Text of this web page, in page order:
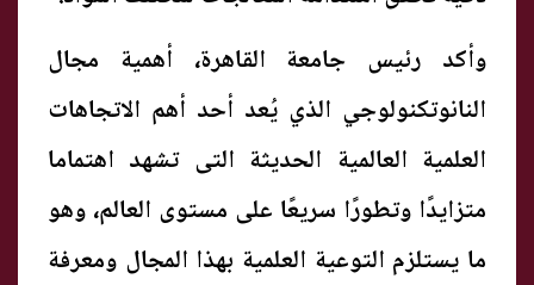
وأكد رئيس جامعة القاهرة، أهمية مجال
النانوتكنولوجي الذي يُعد أحد أهم الاتجاهات
العلمية العالمية الحديثة التى تشهد اهتماما
متزايدًا وتطورًا سريعًا على مستوى العالم، وهو
ما يستلزم التوعية العلمية بهذا المجال ومعرفة